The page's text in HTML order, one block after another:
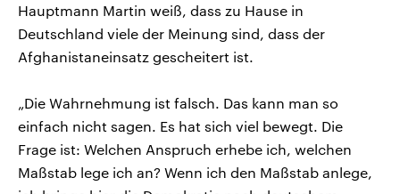
Hauptmann Martin weiß, dass zu Hause in
Deutschland viele der Meinung sind, dass der
Afghanistaneinsatz gescheitert ist.
„Die Wahrnehmung ist falsch. Das kann man so
einfach nicht sagen. Es hat sich viel bewegt. Die
Frage ist: Welchen Anspruch erhebe ich, welchen
Maßstab lege ich an? Wenn ich den Maßstab anlege,